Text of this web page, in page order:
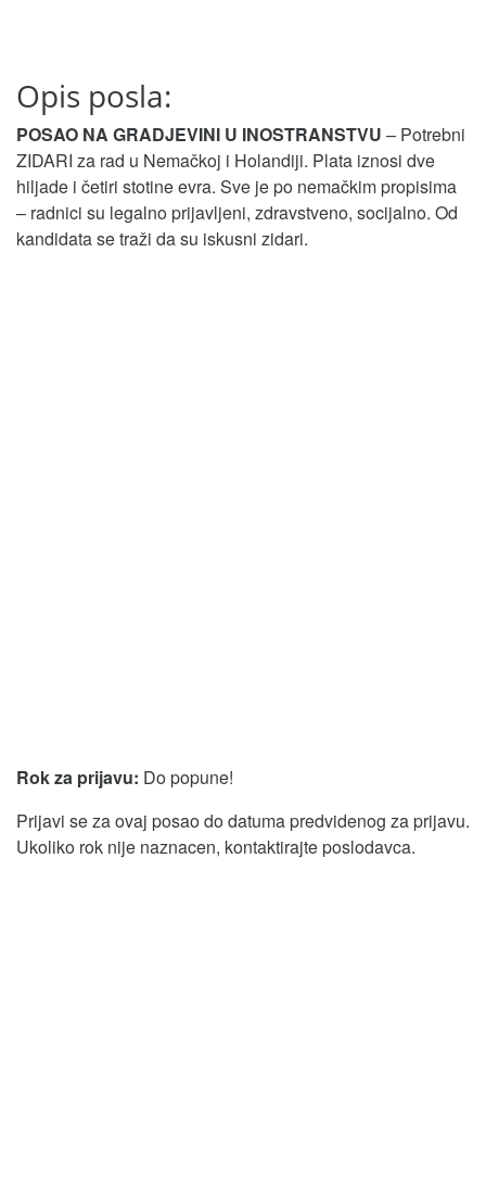
Opis posla:
POSAO NA GRADJEVINI U INOSTRANSTVU – Potrebni
ZIDARI za rad u Nemačkoj i Holandiji. Plata iznosi dve
hiljade i četiri stotine evra. Sve je po nemačkim propisima
– radnici su legalno prijavljeni, zdravstveno, socijalno. Od
kandidata se traži da su iskusni zidari.
Rok za prijavu: Do popune!
Prijavi se za ovaj posao do datuma predvidenog za prijavu.
Ukoliko rok nije naznacen, kontaktirajte poslodavca.